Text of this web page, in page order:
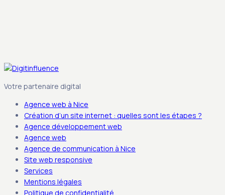
Votre partenaire digital
Agence web à Nice
Création d’un site internet : quelles sont les étapes ?
Agence développement web
Agence web
Agence de communication à Nice
Site web responsive
Services
Mentions légales
Politique de confidentialité